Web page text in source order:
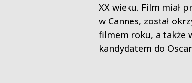
XX wieku. Film miał
w Cannes, został
filmem roku, a także
kandydatem do